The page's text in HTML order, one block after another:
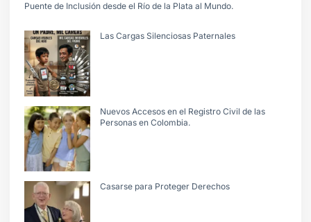
Puente de Inclusión desde el Río de la Plata al Mundo.
Las Cargas Silenciosas Paternales
Nuevos Accesos en el Registro Civil de las
Personas en Colombia.
Casarse para Proteger Derechos